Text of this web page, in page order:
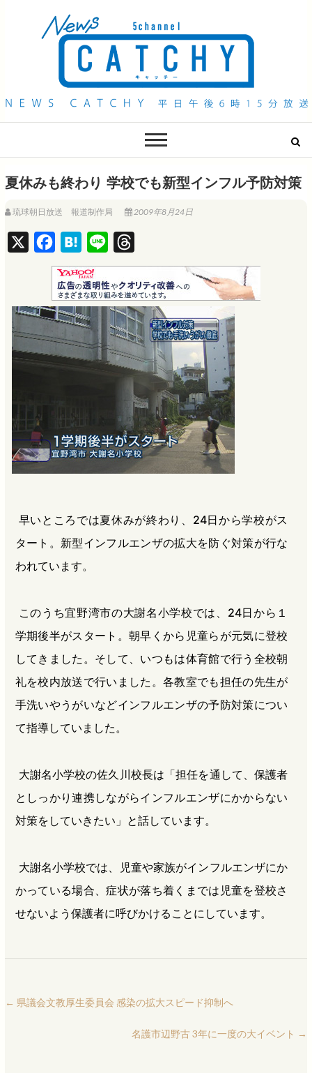
QAB NEWS Headline
夏休みも終わり 学校でも新型インフル予防対策
琉球朝日放送 報道制作局 2009年8月24日
a
c
e
b
o
H
a
t
e
n
a
i
n
e
h
r
e
a
d
s
早いところでは夏休みが終わり、24日から学校がス
タート。新型インフルエンザの拡大を防ぐ対策が行な
われています。
このうち宜野湾市の大謝名小学校では、24日から１
学期後半がスタート。朝早くから児童らが元気に登校
してきました。そして、いつもは体育館で行う全校朝
礼を校内放送で行いました。各教室でも担任の先生が
手洗いやうがいなどインフルエンザの予防対策につい
て指導していました。
大謝名小学校の佐久川校長は「担任を通して、保護者
としっかり連携しながらインフルエンザにかからない
対策をしていきたい」と話しています。
大謝名小学校では、児童や家族がインフルエンザにか
かっている場合、症状が落ち着くまでは児童を登校さ
せないよう保護者に呼びかけることにしています。
← 県議会文教厚生委員会 感染の拡大スピード抑制へ
名護市辺野古 3年に一度の大イベント →